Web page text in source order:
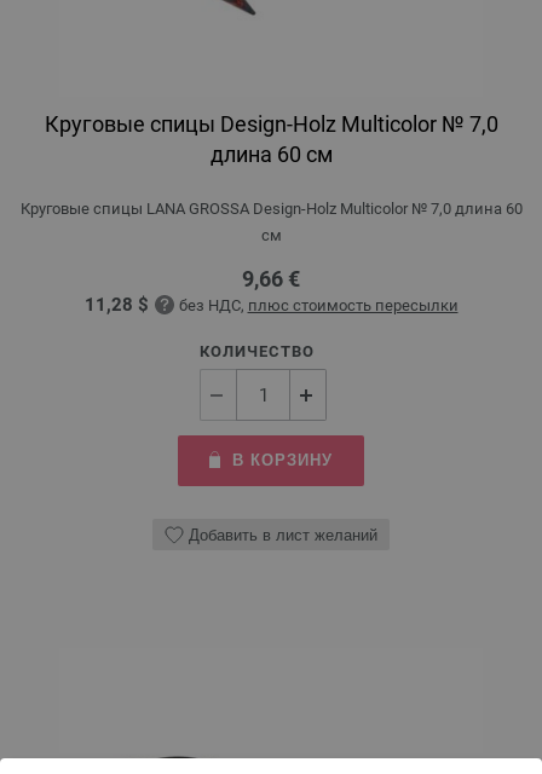
Круговые спицы Design-Holz Multicolor № 7,0
длина 60 см
Круговые спицы LANA GROSSA Design-Holz Multicolor № 7,0 длина 60
см
9,66 €
11,28 $ без НДС, плюс стоимость пересылки
КОЛИЧЕСТВО
В КОРЗИНУ
Добавить в лист желаний